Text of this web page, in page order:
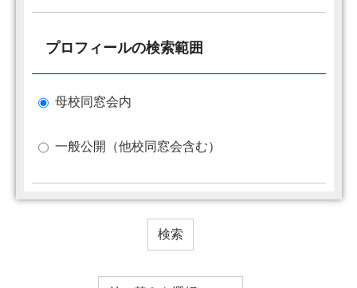
プロフィールの検索範囲
母校同窓会内
一般公開（他校同窓会含む）